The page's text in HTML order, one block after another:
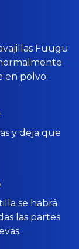
Fuugu
en polvo.
y deja que
se habrá
las partes